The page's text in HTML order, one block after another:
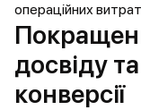
операційних
досвіду
конверсії